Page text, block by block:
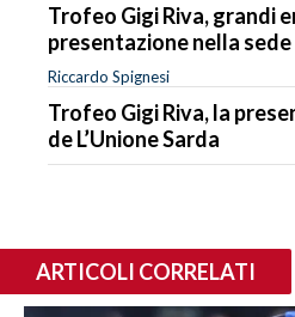
Trofeo Gigi Riva, grandi
presentazione nella sede
Riccardo Spignesi
Trofeo Gigi Riva, la
de L’Unione Sarda
ARTICOLI CORRELATI